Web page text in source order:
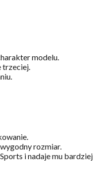
modelu.
trzeciej.
rozmiar.
i nadaje mu bardziej